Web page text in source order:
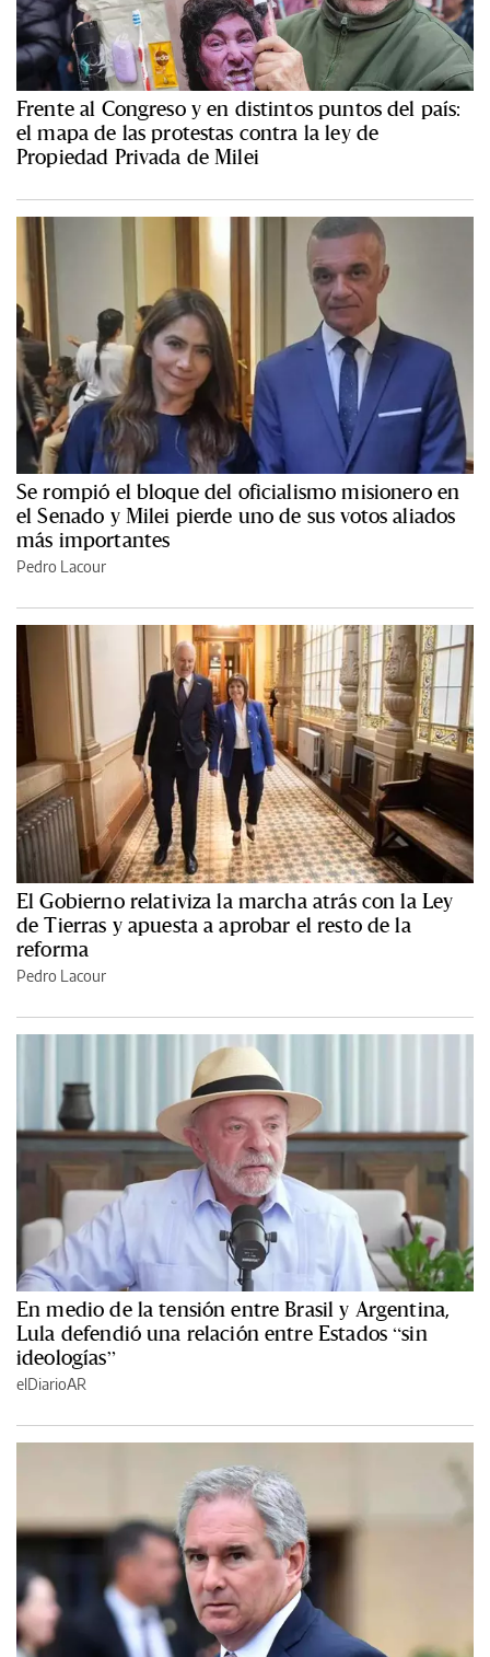
Frente al Congreso y en distintos puntos del país:
el mapa de las protestas contra la ley de
Propiedad Privada de Milei
Se rompió el bloque del oficialismo misionero en
el Senado y Milei pierde uno de sus votos aliados
más importantes
Pedro Lacour
El Gobierno relativiza la marcha atrás con la Ley
de Tierras y apuesta a aprobar el resto de la
reforma
Pedro Lacour
En medio de la tensión entre Brasil y Argentina,
Lula defendió una relación entre Estados “sin
ideologías”
elDiarioAR